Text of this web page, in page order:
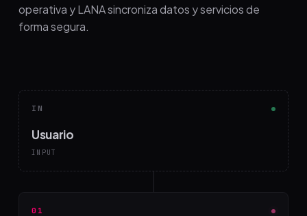
operativa y LANA sincroniza datos y servicios de
forma segura.
IN
Usuario
INPUT
01